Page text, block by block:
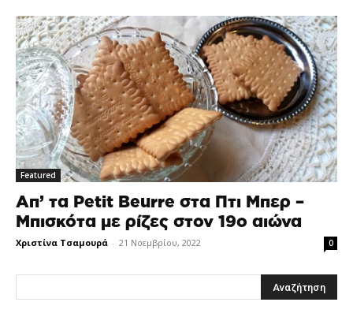
Featured
Απ’ τα Petit Beurre στα Πτι Μπερ –
Μπισκότα με ρίζες στον 19ο αιώνα
Χριστίνα Τσαμουρά - 21 Νοεμβρίου, 2022 0